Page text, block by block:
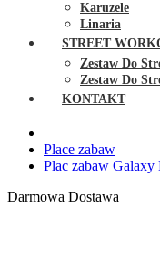
Karuzele
Linaria
STREET
Zestaw Do
Zestaw Do
KONTAKT
Place zabaw
Plac zabaw
Darmowa Dostawa